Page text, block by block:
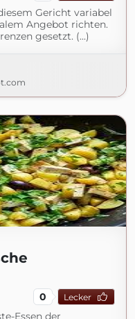
Gericht variabel
Angebot richten.
gesetzt. (...)
0 Lecker
Essen der